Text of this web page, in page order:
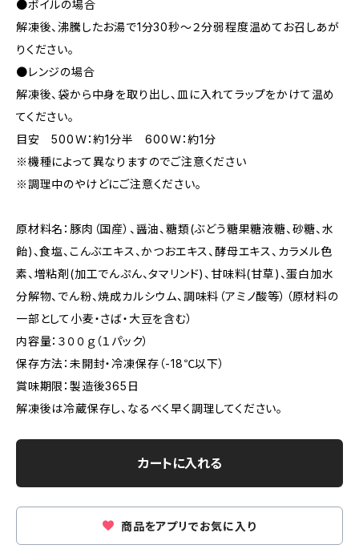
●ボイルの場合
解凍後、沸騰したお湯で1分30秒～２分弱程度温めてお召しあが
りください。
●レンジの場合
解凍後、袋から中身を取り出し、皿に入れてラップをかけて温め
てください。
目安 500Ｗ：約1分半 600Ｗ：約1分
※機種によって異なりますのでご注意ください
※調理中のやけどにご注意ください。
原材料名：豚肉（国産）、醤油、糖類(ぶどう糖果糖液糖、砂糖、水
飴)、食塩、こんぶエキス、かつおエキス、酵母エキス、カラメル色
素、増粘剤(加工でんぷん、タマリンド)、甘味料(甘草)、蛋白加水
分解物、でん粉、焼成カルシウム、調味料（アミノ酸等）（原材料の
一部として小麦・さば・大豆を含む）
内容量：３００ｇ（１パック）
保存方法：未開封・冷凍保存（-18℃以下）
賞味期限：製造後365日
解凍後は冷蔵保存し、なるべく早く調理してください。
カートに入れる
商品をアプリでお気に入り